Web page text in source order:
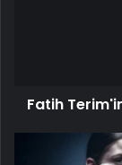
Fatih